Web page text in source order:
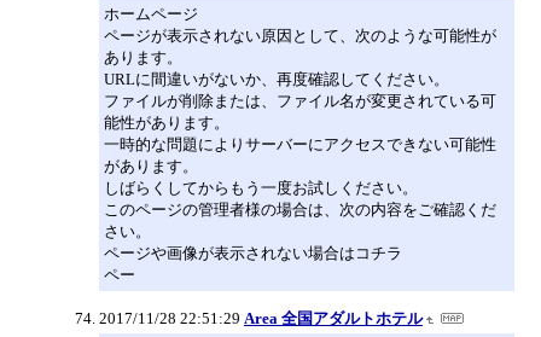
ホームページ
ページが表示されない原因として、次のような可能性が
あります。
URLに間違いがないか、再度確認してください。
ファイルが削除または、ファイル名が変更されている可
能性があります。
一時的な問題によりサーバーにアクセスできない可能性
があります。
しばらくしてからもう一度お試しください。
このページの管理者様の場合は、次の内容をご確認くだ
さい。
ページや画像が表示されない場合はコチラ
ペー
2017/11/28 22:51:29 Area 全国アダルトホテル